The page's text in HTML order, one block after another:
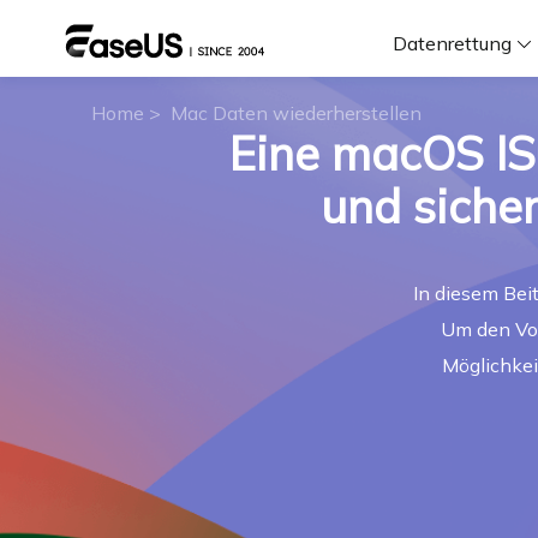
Datenrettung
Home > Mac Daten wiederherstellen
Eine macOS
und
In diesem
Um den